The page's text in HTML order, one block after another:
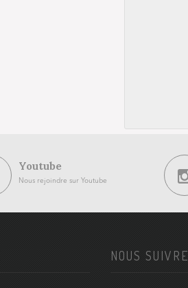
Youtube
Nous rejoindre sur Youtube
NOUS SUIVRE